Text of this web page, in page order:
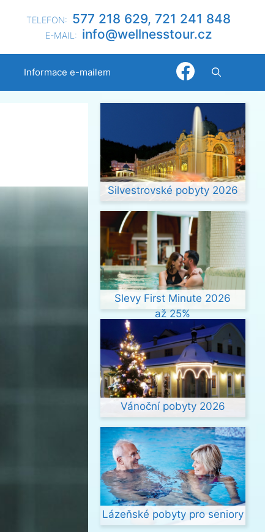
TELEFON: 577 218 629, 721 241 848
E-MAIL: zc.ru
otsse
nllew
@ofni
Informace e-mailem
Silvestrovské pobyty 2026
Slevy First Minute 2026
až 25%
Vánoční pobyty 2026
Lázeňské pobyty pro seniory